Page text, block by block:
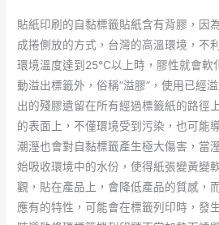
貼紙印刷的自黏標籤貼紙含有背膠，因
成捲側放的方式，台灣的高溫環境，不
環境溫度達到25°C以上時，膠性就會軟
動溢出標籤外，俗稱”溢膠”，使用已經
出的殘膠遺留在所有經過標籤紙的路徑
的表面上，不僅環境受到污染，也可能
潮溼也會對自黏標籤產生極大傷害，當
始吸收環境中的水份，使得紙張變黃變
觀，貼在產品上，會降低產品的質感，
應有的特性，可能會在標籤列印時，發